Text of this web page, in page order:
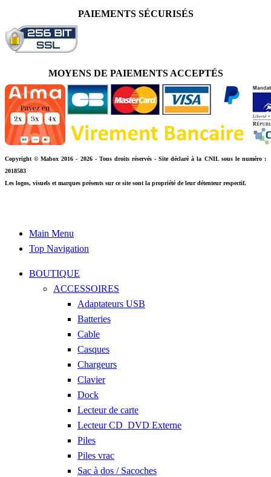
PAIEMENTS SÉCURISÉS
MOYENS DE PAIEMENTS ACCEPTÉS
Copyright © Mabox 2016 - 2026 - Tous droits réservés - Site déclaré à la CNIL sous le numéro :
2018583
Les logos, visuels et marques présents sur ce site sont la propriété de leur détenteur respectif.
Main Menu
Top Navigation
BOUTIQUE
ACCESSOIRES
Adaptateurs USB
Batteries
Cable
Casques
Chargeurs
Clavier
Dock
Lecteur de carte
Lecteur CD_DVD Externe
Piles
Piles vrac
Sac à dos / Sacoches